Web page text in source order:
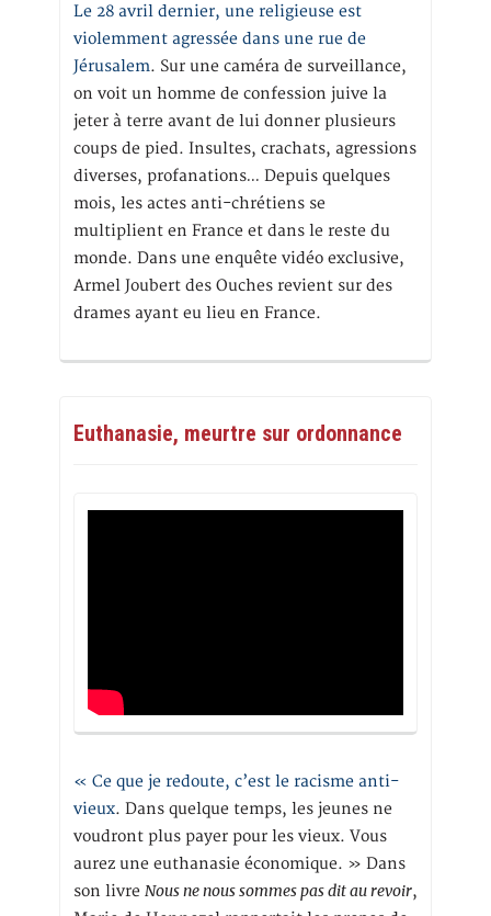
Le 28 avril dernier, une religieuse est
violemment agressée dans une rue de
Jérusalem. Sur une caméra de surveillance,
on voit un homme de confession juive la
jeter à terre avant de lui donner plusieurs
coups de pied. Insultes, crachats, agressions
diverses, profanations… Depuis quelques
mois, les actes anti-chrétiens se
multiplient en France et dans le reste du
monde. Dans une enquête vidéo exclusive,
Armel Joubert des Ouches revient sur des
drames ayant eu lieu en France.
Euthanasie, meurtre sur ordonnance
« Ce que je redoute, c’est le racisme anti-
vieux. Dans quelque temps, les jeunes ne
voudront plus payer pour les vieux. Vous
aurez une euthanasie économique. » Dans
son livre Nous ne nous sommes pas dit au revoir,